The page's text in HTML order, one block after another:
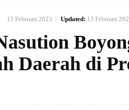
15 Februari 2023 Updated: 15 Februari
Daerah di